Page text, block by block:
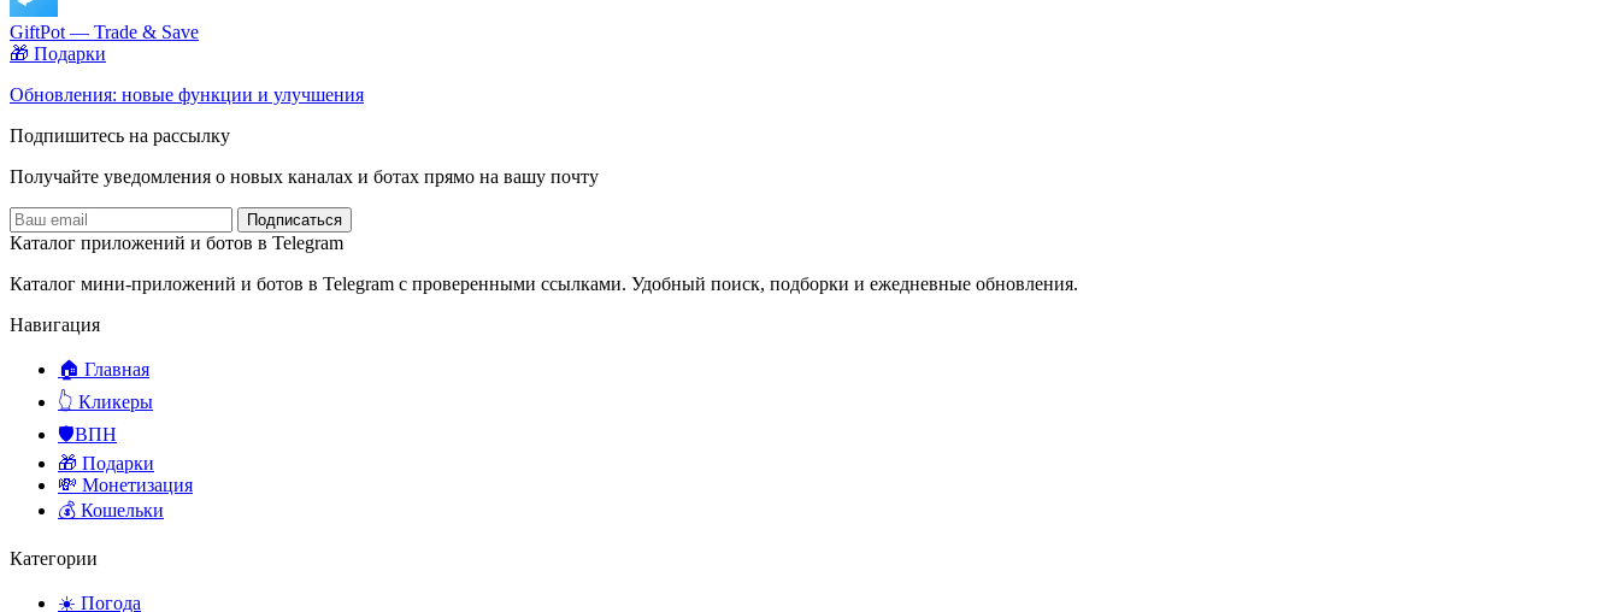
GiftPot — Trade & Save
🎁 Подарки
Обновления: новые функции и улучшения
Подпишитесь на рассылку
Получайте уведомления о новых каналах и ботаx прямо на вашу почту
Подписаться
Каталог приложений и ботов в Telegram
Каталог мини-приложений и ботов в Telegram с проверенными ссылками. Удобный поиск, подборки и ежедневные обновления.
Навигация
🏠 Главная
👆 Кликеры
🛡️ВПН
🎁 Подарки
💸 Монетизация
💰 Кошельки
Категории
☀️ Погода